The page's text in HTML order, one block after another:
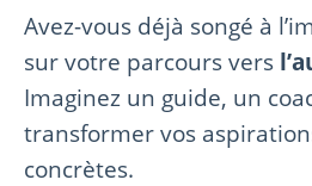
Avez-vous déjà songé à
sur votre parcours vers
Imaginez un guide, un
transformer vos
concrètes.